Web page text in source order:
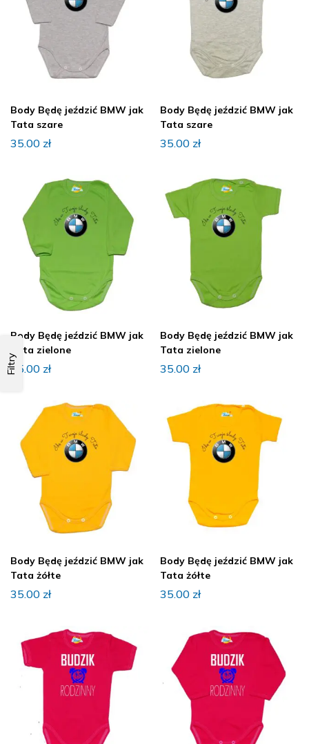
Filtry
Body Będę jeździć BMW jak
Tata szare
35.00 zł
Body Będę jeździć BMW jak
Tata szare
35.00 zł
Body Będę jeździć BMW jak
Tata zielone
35.00 zł
Body Będę jeździć BMW jak
Tata zielone
35.00 zł
Body Będę jeździć BMW jak
Tata żółte
35.00 zł
Body Będę jeździć BMW jak
Tata żółte
35.00 zł